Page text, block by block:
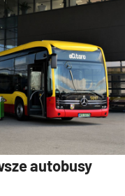
autobusy